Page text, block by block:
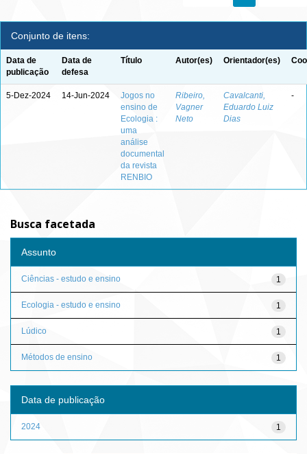
Conjunto de itens:
Data de
publicação
Data de
defesa
Título Autor(es) Orientador(es)
5-Dez-2024 14-Jun-2024
Jogos no
ensino de
Ecologia :
uma
análise
documental
da revista
RENBIO
Ribeiro,
Vagner
Neto
Cavalcanti,
Eduardo Luiz
Dias
-
Busca facetada
Assunto
1
Ciências - estudo e ensino
1
Ecologia - estudo e ensino
1
Lúdico
1
Métodos de ensino
Data de publicação
1
2024